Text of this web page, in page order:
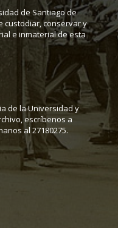
de Santiago de
custodiar, conservar y
e inmaterial de esta
de la Universidad y
escríbenos a
al 27180275.